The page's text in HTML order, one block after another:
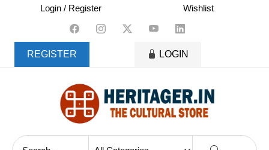
content
Login / Register Wishlist
REGISTER LOGIN